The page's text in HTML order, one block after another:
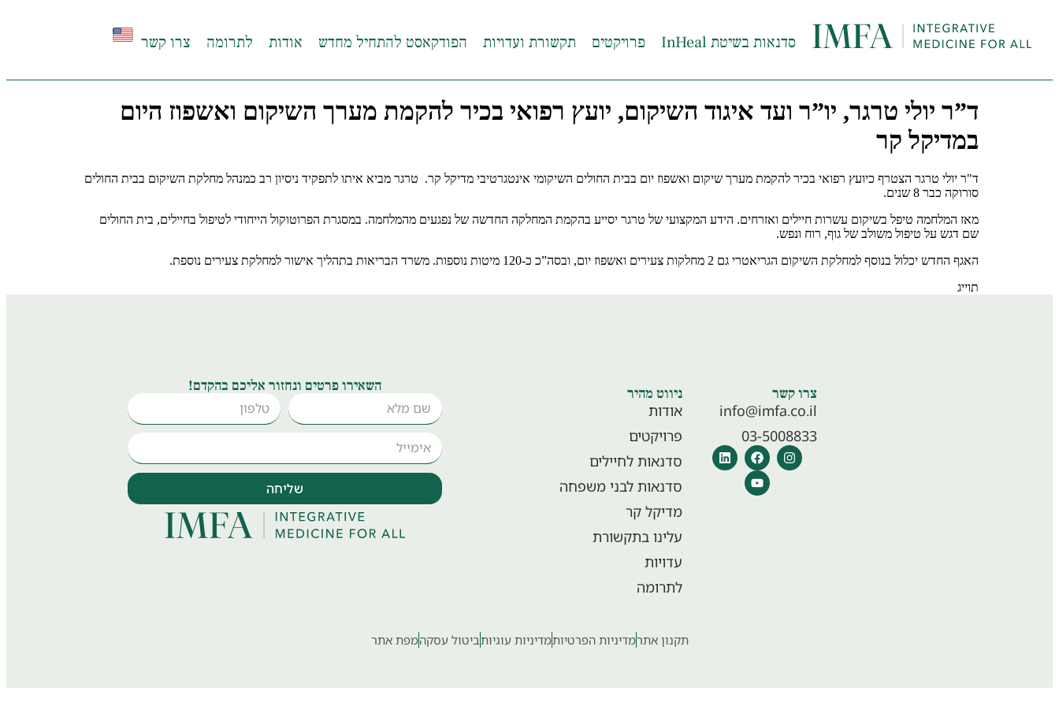
סדנאות בשיטת InHeal פרויקטים תקשורת ועדויות הפודקאסט להתחיל מחדש אודות לתרומה צרו קשר
ד”ר יולי טרגר, יו”ר ועד איגוד השיקום, יועץ רפואי בכיר להקמת מערך השיקום ואשפוז היום
במדיקל קר
ד"ר יולי טרגר הצטרף כיועץ רפואי בכיר להקמת מערך שיקום ואשפוז יום בבית החולים השיקומי אינטגרטיבי מדיקל קר. טרגר מביא איתו לתפקיד ניסיון רב כמנהל מחלקת השיקום בבית החולים
סורוקה כבר 8 שנים.
מאז המלחמה טיפל בשיקום עשרות חיילים ואזרחים. הידע המקצועי של טרגר יסייע בהקמת המחלקה החדשה של נפגעים מהמלחמה. במסגרת הפרוטוקול הייחודי לטיפול בחיילים, בית החולים
שם דגש על טיפול משולב של גוף, רוח ונפש.
האגף החדש יכלול בנוסף למחלקת השיקום הגריאטרי גם 2 מחלקות צעירים ואשפוז יום, ובסה”כ כ-120 מיטות נוספות. משרד הבריאות בתהליך אישור למחלקת צעירים נוספת
.
תוייג
השאירו פרטים ונחזור אליכם בהקדם!
שליחה
ניווט מהיר
אודות
פרויקטים
סדנאות לחיילים
סדנאות לבני משפחה
מדיקל קר
עלינו בתקשורת
עדויות
לתרומה
צרו קשר
info@imfa.co.il
03-5008833
תקנון אתרמדיניות הפרטיותמדיניות עוגיות ביטול עסקהמפת אתר